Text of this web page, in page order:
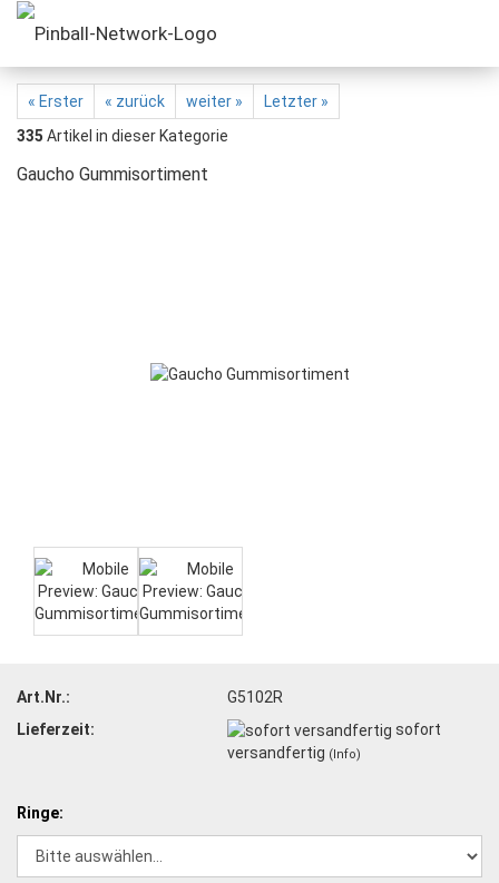
« Erster « zurück weiter »
Letzter »
335 Artikel in dieser Kategorie
Gaucho Gummisortiment
Art.Nr.:
G5102R
Lieferzeit:
sofort
versandfertig (Info)
Ringe: